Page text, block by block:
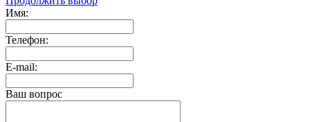
Имя:
Телефон:
E-mail:
Ваш вопрос